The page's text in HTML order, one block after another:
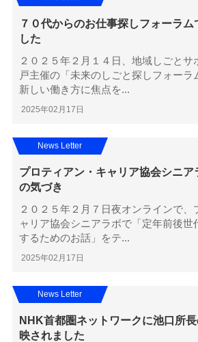
７０代からのお仕事探しフォーラム
した
２０２５年２月１４日、地域しごとサ
戸主催の「未来のしごと探しフォーラ
新しい働き方に焦点を...
2025年02月17日
プロティアン・キャリア協会シニア
の気づき
２０２５年２月７日夜オンラインで、
ャリア協会シニアラボで「定年前後世
するためのお話」をテ...
2025年02月17日
News Letter
NHK首都圏ネットワークに池口所
映されました
News Letter